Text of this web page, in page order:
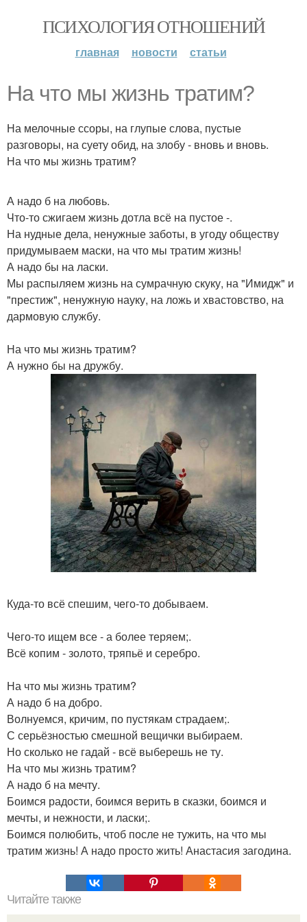
ПСИХОЛОГИЯ ОТНОШЕНИЙ
главная новости статьи
На что мы жизнь тратим?
На мелочные ссоры, на глупые слова, пустые
разговоры, на суету обид, на злобу - вновь и вновь.
На что мы жизнь тратим?
А надо б на любовь.
Что-то сжигаем жизнь дотла всё на пустое -.
На нудные дела, ненужные заботы, в угоду обществу
придумываем маски, на что мы тратим жизнь!
А надо бы на ласки.
Мы распыляем жизнь на сумрачную скуку, на "Имидж" и
"престиж", ненужную науку, на ложь и хвастовство, на
дармовую службу.
На что мы жизнь тратим?
А нужно бы на дружбу.
Куда-то всё спешим, чего-то добываем.
Чего-то ищем все - а более теряем;.
Всё копим - золото, тряпьё и серебро.
На что мы жизнь тратим?
А надо б на добро.
Волнуемся, кричим, по пустякам страдаем;.
С серьёзностью смешной вещички выбираем.
Но сколько не гадай - всё выберешь не ту.
На что мы жизнь тратим?
А надо б на мечту.
Боимся радости, боимся верить в сказки, боимся и
мечты, и нежности, и ласки;.
Боимся полюбить, чтоб после не тужить, на что мы
тратим жизнь! А надо просто жить! Анастасия загодина.
Читайте также